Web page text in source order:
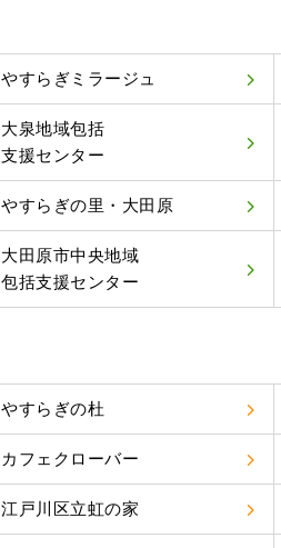
やすらぎミラージュ
大泉地域包括
支援センター
やすらぎの里・大田原
大田原市中央地域
包括支援センター
やすらぎの杜
カフェクローバー
江戸川区立虹の家